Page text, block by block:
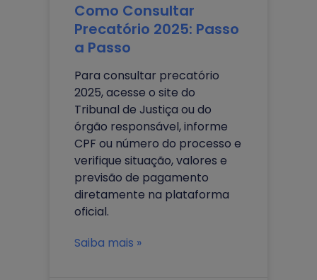
Como Consultar
Precatório 2025: Passo
a Passo
Para consultar precatório
2025, acesse o site do
Tribunal de Justiça ou do
órgão responsável, informe
CPF ou número do processo e
verifique situação, valores e
previsão de pagamento
diretamente na plataforma
oficial.
Saiba mais »